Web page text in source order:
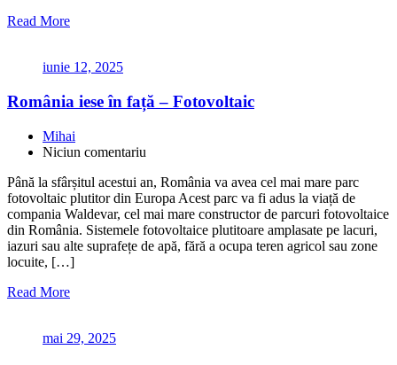
Read More
iunie 12, 2025
România iese în față – Fotovoltaic
Mihai
Niciun comentariu
Până la sfârșitul acestui an, România va avea cel mai mare parc
fotovoltaic plutitor din Europa Acest parc va fi adus la viață de
compania Waldevar, cel mai mare constructor de parcuri fotovoltaice
din România. Sistemele fotovoltaice plutitoare amplasate pe lacuri,
iazuri sau alte suprafețe de apă, fără a ocupa teren agricol sau zone
locuite, […]
Read More
mai 29, 2025